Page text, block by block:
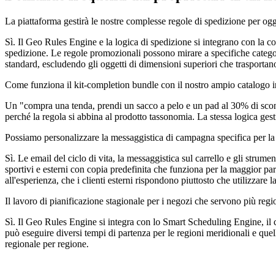
La piattaforma gestirà le nostre complesse regole di spedizione per
Sì. Il Geo Rules Engine e la logica di spedizione si integrano con la
spedizione. Le regole promozionali possono mirare a specifiche
standard, escludendo gli oggetti di dimensioni superiori che
Come funziona il kit-completion bundle con il nostro ampio catalogo
Un "compra una tenda, prendi un sacco a pelo e un pad al 30% di
perché la regola si abbina al prodotto tassonomia. La stessa logica
Possiamo personalizzare la messaggistica di campagna specifica per
Sì. Le email del ciclo di vita, la messaggistica sul carrello e gli
sportivi e esterni con copia predefinita che funziona per la maggior
all'esperienza, che i clienti esterni rispondono piuttosto che utilizzare
Il lavoro di pianificazione stagionale per i negozi che servono più
Sì. Il Geo Rules Engine si integra con lo Smart Scheduling Engine,
può eseguire diversi tempi di partenza per le regioni meridionali e
regionale per regione.